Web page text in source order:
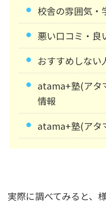
校舎の雰囲気・
悪い口コミ・良
おすすめしない
atama+塾(アタ
情報
atama+塾(アタ
実際に調べてみると、